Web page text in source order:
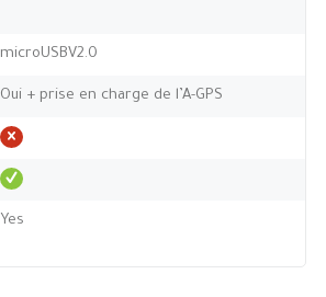
microUSBV2.0
Oui + prise en charge de l’A-GPS
Yes